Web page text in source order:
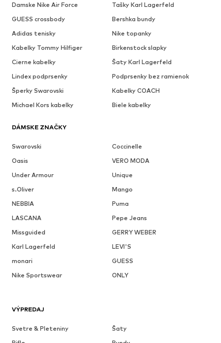
Damske Nike Air Force
Tašky Karl Lagerfeld
GUESS crossbody
Bershka bundy
Adidas tenisky
Nike topanky
Kabelky Tommy Hilfiger
Birkenstock slapky
Cierne kabelky
Šaty Karl Lagerfeld
Lindex podprsenky
Podprsenky bez ramienok
Šperky Swarovski
Kabelky COACH
Michael Kors kabelky
Biele kabelky
DÁMSKE ZNAČKY
Swarovski
Coccinelle
Oasis
VERO MODA
Under Armour
Unique
s.Oliver
Mango
NEBBIA
Puma
LASCANA
Pepe Jeans
Missguided
GERRY WEBER
Karl Lagerfeld
LEVI'S
monari
GUESS
Nike Sportswear
ONLY
VÝPREDAJ
Svetre & Pleteniny
Šaty